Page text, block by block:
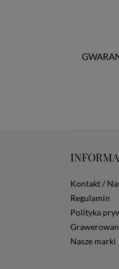
Kontakt /
Regulamin
Polityka
Nasze marki